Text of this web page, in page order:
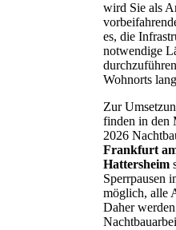
wird Sie als
es, die
notwendige
Wohnorts
Zur
finden in den
2026
Frankfurt
Hattersheim
Sperrpausen
möglich, alle
Daher